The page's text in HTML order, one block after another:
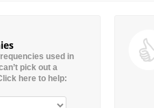
used in
pick out a
here to help: